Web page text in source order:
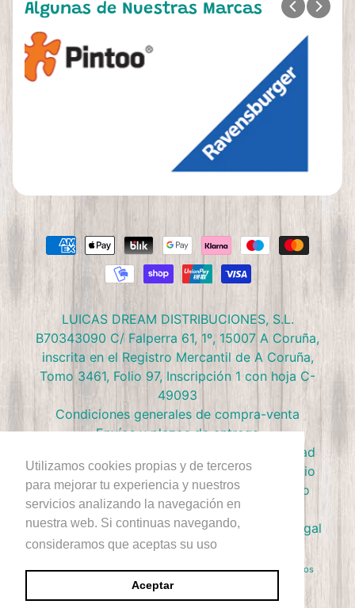
Utilizamos cookies propias y de terceros
para mejorar tu experiencia y nuestros
servicios analizando la navegación en
nuestra web. Si continuas navegando,
consideramos que aceptas su uso
Aceptar
Algunas de Nuestras Marcas
LUICAS DREAM DISTRIBUCIONES, S.L.
B70343090 C/ Falperra 61, 1º, 15007 A Coruña,
inscrita en el Registro Mercantil de A Coruña,
Tomo 3461, Folio 97, Inscripción 1 con hoja C-
49093
Condiciones generales de compra-venta
Envíos y plazos de entrega
Política de privacidad
Política de devolución
Términos de Servicio
Política de Cookies
Política de reembolso
Condiciones Club Doctor Panush
Ejercer derecho de desestimiento
Aviso Legal
Derecho de Autor © 2026Doctor Panush. Reservados todos los
derechos.
Sitio diseñado por Rawsterne